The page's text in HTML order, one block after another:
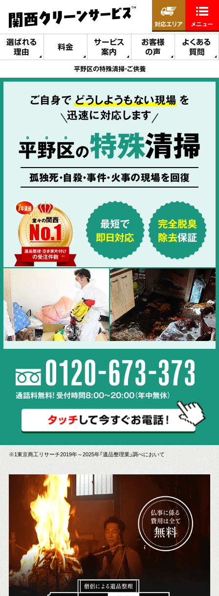
選ばれる
理由
料金
サービス
案内
お客様
の声
よくある
質問
対応エリア メニュー
平野区の特殊清掃・ご供養
ご自身で どうしようもない現場 を
迅速に対応します
平野区の特殊清掃
孤独死・自殺・事件・火事の現場を回復
最短で
即日対応
完全脱臭
除去保証
通話料無料! 受付時間8:00～20:00（年中無休）
※1東京商工リサーチ2019年～2025年「遺品整理業」調べにおいて